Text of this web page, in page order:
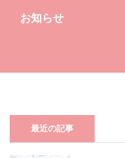
お知らせ
最近の記事